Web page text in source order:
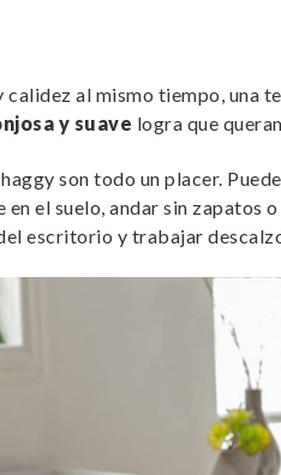
calidez al mismo tiempo, una
y suave logra que
son todo un placer.
el suelo, andar sin zapatos
escritorio y trabajar